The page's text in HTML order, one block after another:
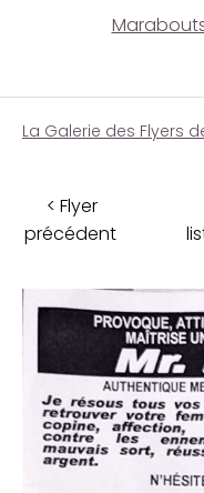
La Galerie des Flyers
< Flyer
précédent